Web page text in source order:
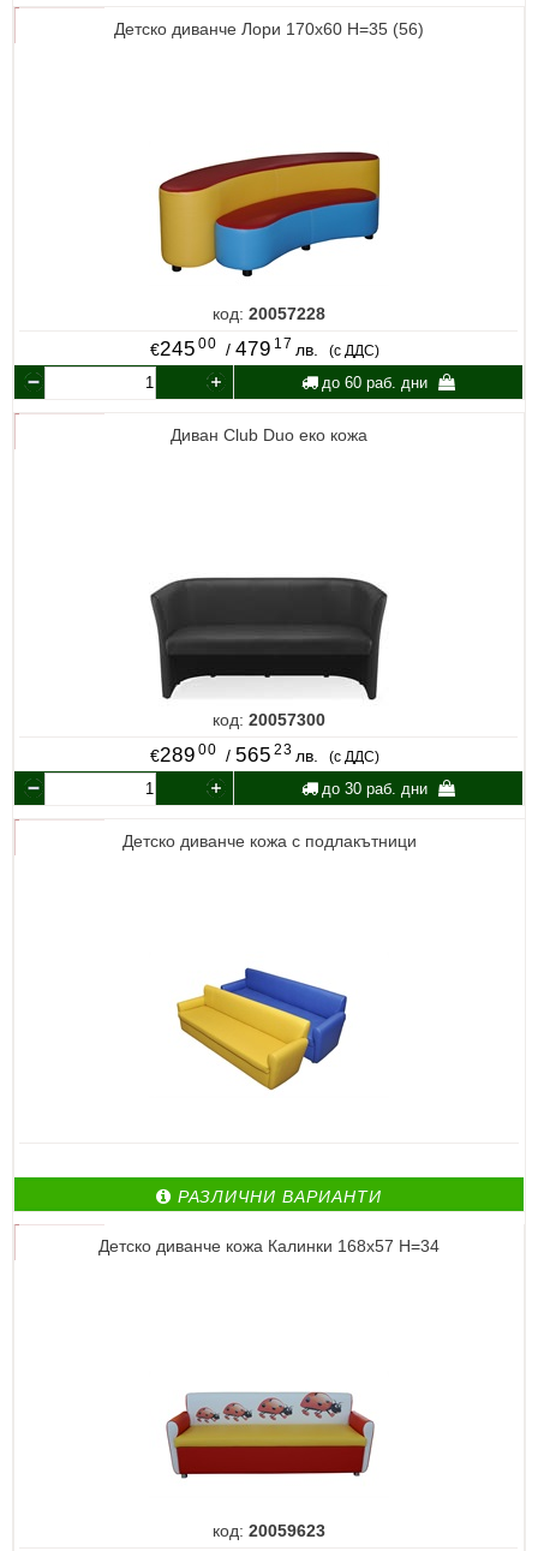
Детско диванче Лори 170х60 Н=35 (56)
код: 20057228
€245 00 / 479 17 лв. (с ДДС)
до 60 раб. дни
Диван Club Duo еко кожа
код: 20057300
€289 00 / 565 23 лв. (с ДДС)
до 30 раб. дни
Детско диванче кожа с подлакътници
РАЗЛИЧНИ ВАРИАНТИ
Детско диванче кожа Калинки 168х57 Н=34
код: 20059623